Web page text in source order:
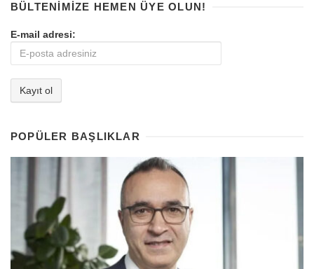
BÜLTENIMIZE HEMEN ÜYE OLUN!
E-mail adresi:
POPÜLER BAŞLIKLAR